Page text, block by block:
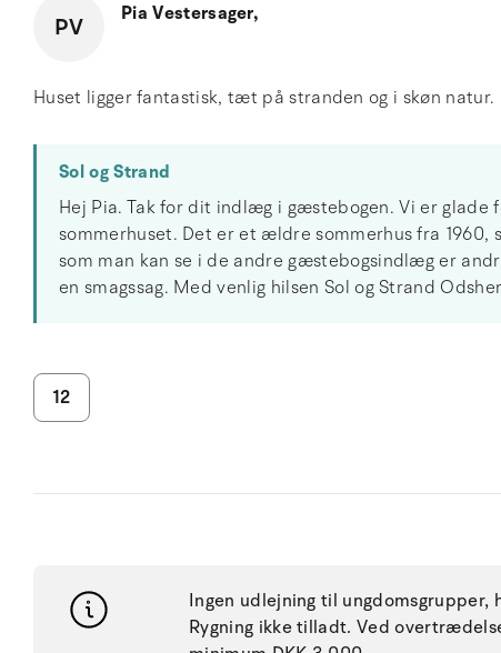
PV Pia Vestersager,
Huset ligger fantastisk, tæt på stranden og i skøn
Sol og Strand
Hej Pia. Tak for dit indlæg i gæstebogen. Vi er glade
sommerhuset. Det er et ældre sommerhus fra 1960,
som man kan se i de andre gæstebogsindlæg er
en smagssag. Med venlig hilsen Sol og Strand
12
Ingen udlejning til ungdomsgrupper,
Rygning ikke tilladt. Ved